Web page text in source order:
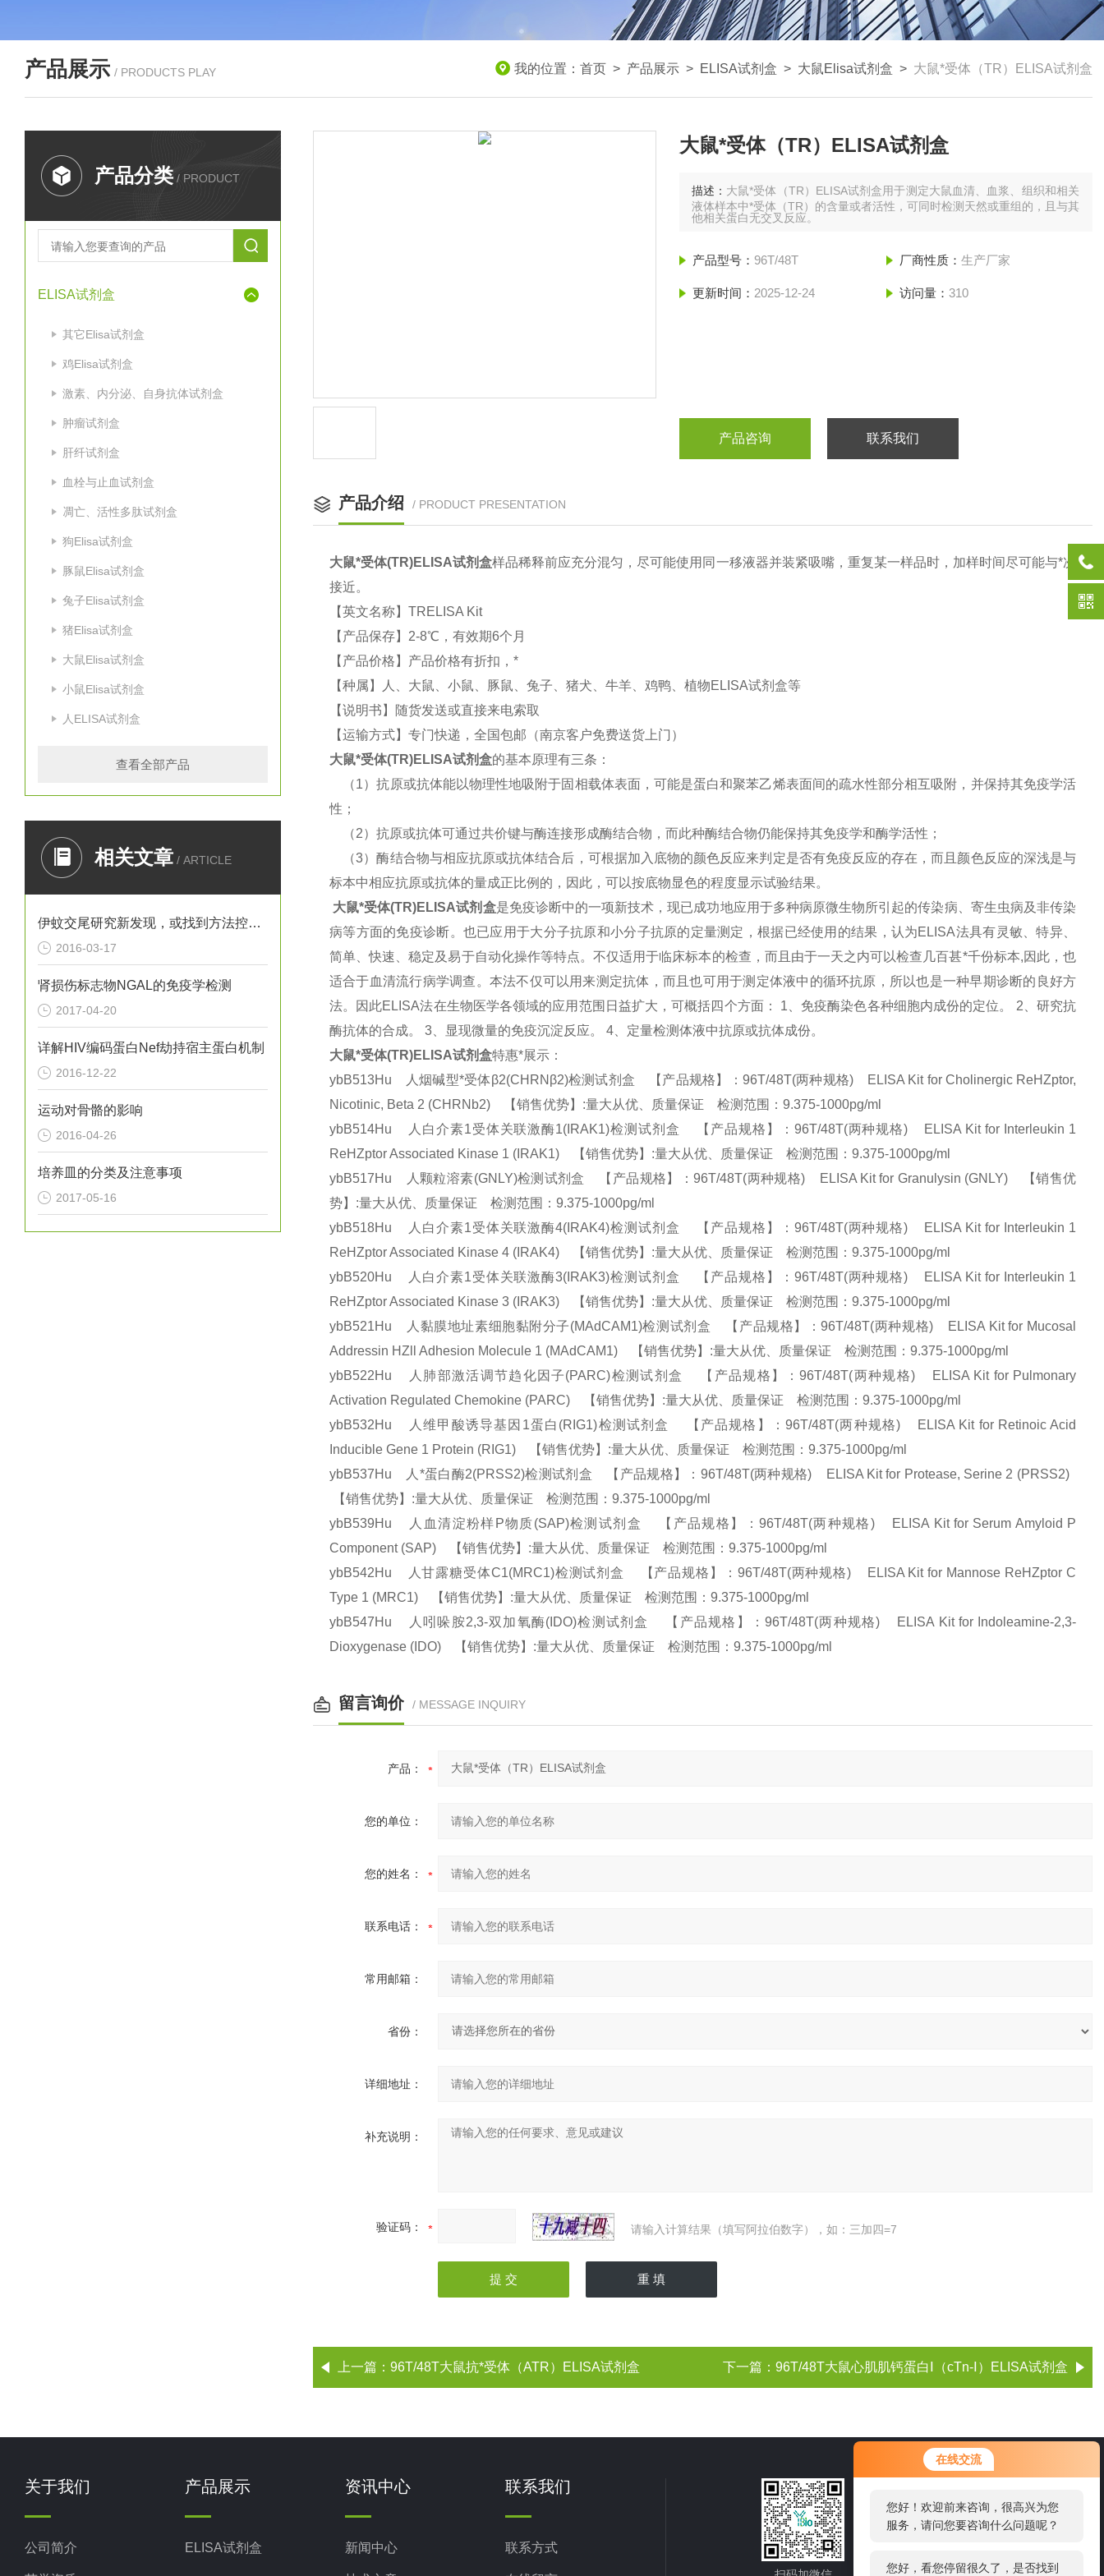
在线交流
您好！欢迎前来咨询，很高兴为您
服务，请问您要咨询什么问题呢？
您好，看您停留很久了，是否找到
了需求产品，您可以直接在线与我
产品展示 / PRODUCTS PLAY 我的位置： 首页 > 产品展示 > ELISA试剂盒 > 大鼠Elisa试剂盒 > 大鼠*受体（TR）ELISA试剂盒
产品分类 / PRODUCT
ELISA试剂盒
其它Elisa试剂盒
鸡Elisa试剂盒
激素、内分泌、自身抗体试剂盒
肿瘤试剂盒
肝纤试剂盒
血栓与止血试剂盒
凋亡、活性多肽试剂盒
狗Elisa试剂盒
豚鼠Elisa试剂盒
兔子Elisa试剂盒
猪Elisa试剂盒
大鼠Elisa试剂盒
小鼠Elisa试剂盒
人ELISA试剂盒
查看全部产品
相关文章 / ARTICLE
伊蚊交尾研究新发现，或找到方法控制寨卡病毒
2016-03-17
肾损伤标志物NGAL的免疫学检测
2017-04-20
详解HIV编码蛋白Nef劫持宿主蛋白机制
2016-12-22
运动对骨骼的影响
2016-04-26
培养皿的分类及注意事项
2017-05-16
大鼠*受体（TR）ELISA试剂盒
描述： 大鼠*受体（TR）ELISA试剂盒用于测定大鼠血清、血浆、组织和相关
液体样本中*受体（TR）的含量或者活性，可同时检测天然或重组的，且与其
他相关蛋白无交叉反应。
产品型号： 96T/48T 厂商性质： 生产厂家
更新时间： 2025-12-24 访问量： 310
产品咨询 联系我们
产品介绍 / PRODUCT PRESENTATION
大鼠*受体(TR)ELISA试剂盒样品稀释前应充分混匀，尽可能使用同一移液器并装紧吸嘴，重复某一样品时，加样时间尽可能与*次
接近。
【英文名称】 TRELISA Kit
【产品保存】 2-8℃，有效期6个月
【产品价格】产品价格有折扣，*
【种属】人、大鼠、小鼠、豚鼠、兔子、猪犬、牛羊、鸡鸭、植物ELISA试剂盒等
【说明书】随货发送或直接来电索取
【运输方式】专门快递，全国包邮（南京客户免费送货上门）
大鼠*受体(TR)ELISA试剂盒的基本原理有三条：
（1）抗原或抗体能以物理性地吸附于固相载体表面，可能是蛋白和聚苯乙烯表面间的疏水性部分相互吸附，并保持其免疫学活
性；
（2）抗原或抗体可通过共价键与酶连接形成酶结合物，而此种酶结合物仍能保持其免疫学和酶学活性；
（3）酶结合物与相应抗原或抗体结合后，可根据加入底物的颜色反应来判定是否有免疫反应的存在，而且颜色反应的深浅是与
标本中相应抗原或抗体的量成正比例的，因此，可以按底物显色的程度显示试验结果。
大鼠*受体(TR)ELISA试剂盒是免疫诊断中的一项新技术，现已成功地应用于多种病原微生物所引起的传染病、寄生虫病及非传染
病等方面的免疫诊断。也已应用于大分子抗原和小分子抗原的定量测定，根据已经使用的结果，认为ELISA法具有灵敏、特异、
简单、快速、稳定及易于自动化操作等特点。不仅适用于临床标本的检查，而且由于一天之内可以检查几百甚*千份标本,因此，也
适合于血清流行病学调查。本法不仅可以用来测定抗体，而且也可用于测定体液中的循环抗原，所以也是一种早期诊断的良好方
法。因此ELISA法在生物医学各领域的应用范围日益扩大，可概括四个方面： 1 、免疫酶染色各种细胞内成份的定位。 2 、研究抗
酶抗体的合成。 3 、显现微量的免疫沉淀反应。 4 、定量检测体液中抗原或抗体成份。
大鼠*受体(TR)ELISA试剂盒特惠*展示：
ybB513Hu 人烟碱型*受体β2(CHRNβ2)检测试剂盒 【产品规格】：96T/48T(两种规格) ELISA Kit for Cholinergic ReHZptor,
Nicotinic, Beta 2 (CHRNb2) 【销售优势】:量大从优、质量保证 检测范围：9.375-1000pg/ml
ybB514Hu 人白介素1受体关联激酶1(IRAK1)检测试剂盒 【产品规格】：96T/48T(两种规格) ELISA Kit for Interleukin 1
ReHZptor Associated Kinase 1 (IRAK1) 【销售优势】:量大从优、质量保证 检测范围：9.375-1000pg/ml
ybB517Hu 人颗粒溶素(GNLY)检测试剂盒 【产品规格】：96T/48T(两种规格) ELISA Kit for Granulysin (GNLY) 【销售优
势】:量大从优、质量保证 检测范围：9.375-1000pg/ml
ybB518Hu 人白介素1受体关联激酶4(IRAK4)检测试剂盒 【产品规格】：96T/48T(两种规格) ELISA Kit for Interleukin 1
ReHZptor Associated Kinase 4 (IRAK4) 【销售优势】:量大从优、质量保证 检测范围：9.375-1000pg/ml
ybB520Hu 人白介素1受体关联激酶3(IRAK3)检测试剂盒 【产品规格】：96T/48T(两种规格) ELISA Kit for Interleukin 1
ReHZptor Associated Kinase 3 (IRAK3) 【销售优势】:量大从优、质量保证 检测范围：9.375-1000pg/ml
ybB521Hu 人黏膜地址素细胞黏附分子(MAdCAM1)检测试剂盒 【产品规格】：96T/48T(两种规格) ELISA Kit for Mucosal
Addressin HZll Adhesion Molecule 1 (MAdCAM1) 【销售优势】:量大从优、质量保证 检测范围：9.375-1000pg/ml
ybB522Hu 人肺部激活调节趋化因子(PARC)检测试剂盒 【产品规格】：96T/48T(两种规格) ELISA Kit for Pulmonary
Activation Regulated Chemokine (PARC) 【销售优势】:量大从优、质量保证 检测范围：9.375-1000pg/ml
ybB532Hu 人维甲酸诱导基因1蛋白(RIG1)检测试剂盒 【产品规格】：96T/48T(两种规格) ELISA Kit for Retinoic Acid
Inducible Gene 1 Protein (RIG1) 【销售优势】:量大从优、质量保证 检测范围：9.375-1000pg/ml
ybB537Hu 人*蛋白酶2(PRSS2)检测试剂盒 【产品规格】：96T/48T(两种规格) ELISA Kit for Protease, Serine 2 (PRSS2)
【销售优势】:量大从优、质量保证 检测范围：9.375-1000pg/ml
ybB539Hu 人血清淀粉样P物质(SAP)检测试剂盒 【产品规格】：96T/48T(两种规格) ELISA Kit for Serum Amyloid P
Component (SAP) 【销售优势】:量大从优、质量保证 检测范围：9.375-1000pg/ml
ybB542Hu 人甘露糖受体C1(MRC1)检测试剂盒 【产品规格】：96T/48T(两种规格) ELISA Kit for Mannose ReHZptor C
Type 1 (MRC1) 【销售优势】:量大从优、质量保证 检测范围：9.375-1000pg/ml
ybB547Hu 人吲哚胺2,3-双加氧酶(IDO)检测试剂盒 【产品规格】：96T/48T(两种规格) ELISA Kit for Indoleamine-2,3-
Dioxygenase (IDO) 【销售优势】:量大从优、质量保证 检测范围：9.375-1000pg/ml
留言询价 / MESSAGE INQUIRY
产品：
您的单位：
您的姓名：
联系电话：
常用邮箱：
省份：
详细地址：
补充说明：
验证码： 请输入计算结果（填写阿拉伯数字），如：三加四=7
上一篇： 96T/48T大鼠抗*受体（ATR）ELISA试剂盒 下一篇： 96T/48T大鼠心肌肌钙蛋白Ⅰ（cTn-Ⅰ）ELISA试剂盒
关于我们
公司简介
产品展示
ELISA试剂盒
资讯中心
新闻中心
联系我们
联系方式
021-60514606
邮箱：sale1@shybsw.net
楼806室